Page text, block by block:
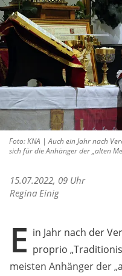
Foto: KNA | Auch ein Jahr nach
sich für die Anhänger der „alten
15.07.2022, 09 Uhr
Regina Einig
E in Jahr nach der
proprio
meisten Anhänger der